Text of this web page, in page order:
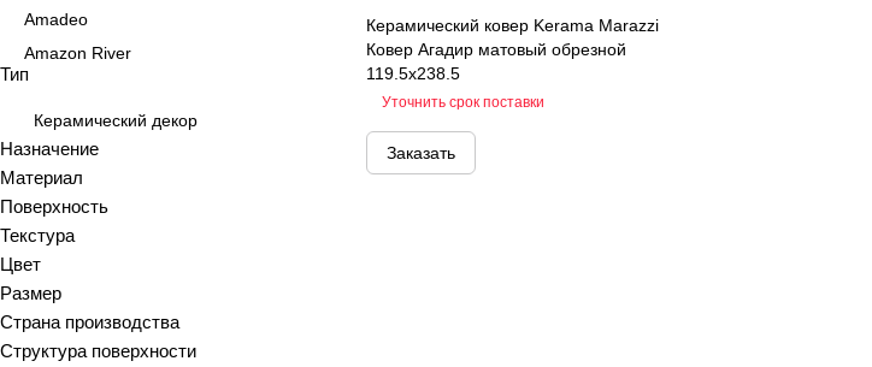
Керамический ковер Kerama Marazzi
Ковер Агадир матовый обрезной
119.5x238.5
Уточнить срок поставки
Заказать
Amadeo
Amazon River
Amber Agate
American Calacatta
Andrea
Antiquewood
Aragon
Arena
Argentina
Armani marble
Тип
Керамический декор
Назначение
Материал
Поверхность
Текстура
Цвет
Размер
Страна производства
Структура поверхности